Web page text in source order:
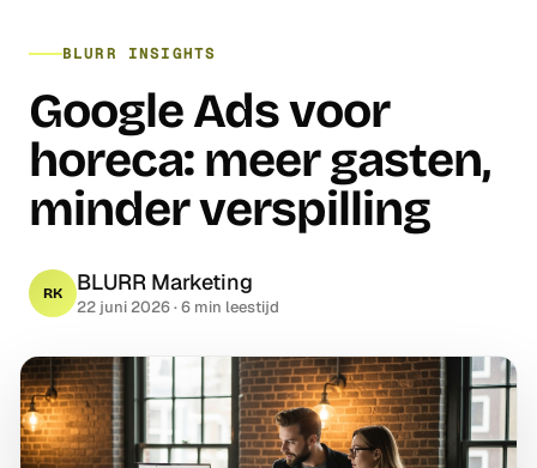
Meta Ads
LinkedIn Ads
ABM · Lead Gen Forms · B2B targeting
GROEI & DATA
Marketing Automation
SEO
Technisch · on-page · autoriteit
Rapportage & Tracking
GA4 · server-side · live dashboards
Design & Branding
Logo · huisstijl · ad-creatives
Blog
Labs
FAQ
BLURR INSIGHTS
Google Ads voor
horeca: meer gasten,
minder verspilling
RK BLURR Marketing
22 juni 2026· 6 min leestijd